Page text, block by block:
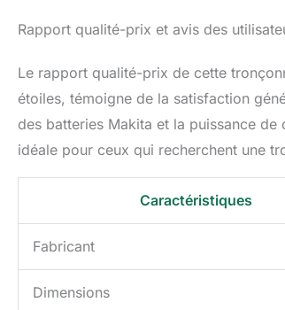
Rapport qualité-prix et avis des
Le rapport qualité-prix de cette
étoiles, témoigne de la satisfaction
des batteries Makita et la puissance
idéale pour ceux qui recherchent une
Caractéristiques
Fabricant
Dimensions